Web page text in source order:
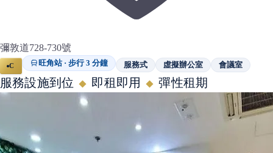
彌敦道728-730號
C 旺角站 · 步行 3 分鐘 服務式 虛擬辦公室 會議室
服務設施到位 ◆ 即租即用 ◆ 彈性租期